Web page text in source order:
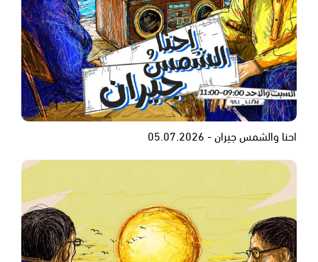
احنا والشمس جيران - 05.07.2026